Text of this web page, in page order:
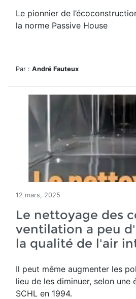
Le pionnier de
la norme Passive House
Par : André Fauteux
12 mars, 2025
Le nettoyage des
ventilation a peu
la qualité de l'air
Il peut même augmenter les
lieu de les diminuer, selon une
SCHL en 1994.